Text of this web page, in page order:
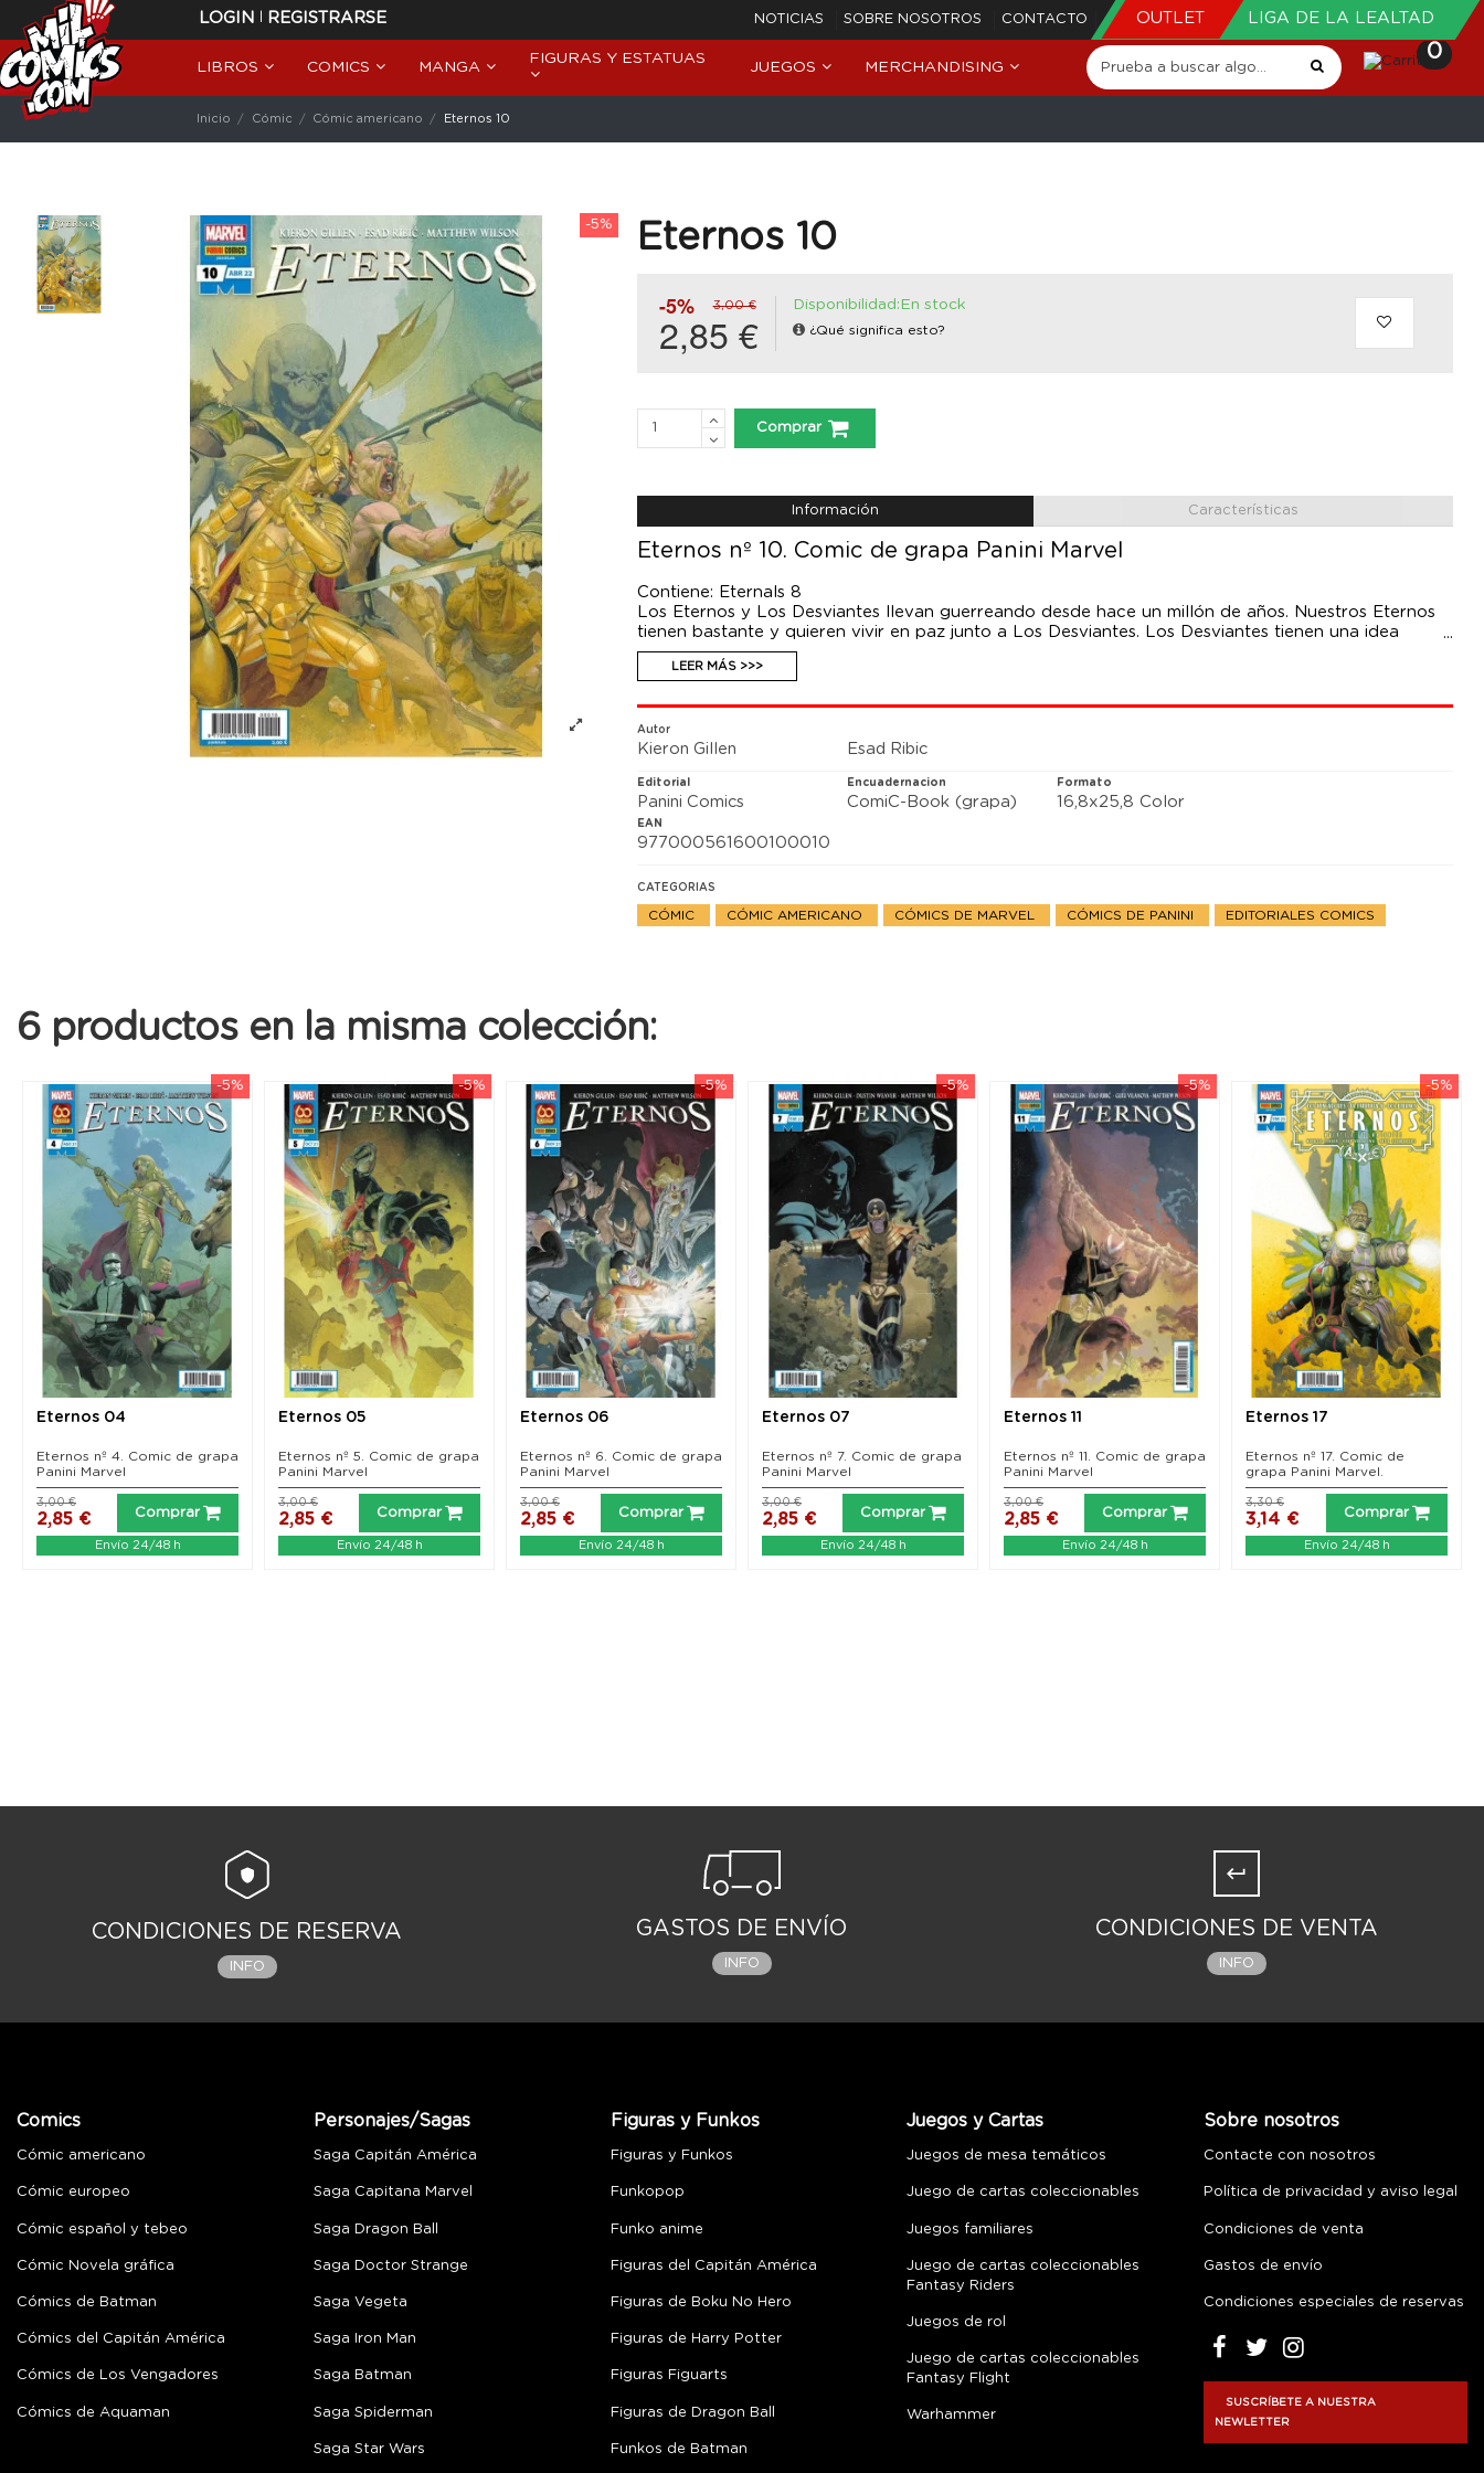
LOGIN | REGISTRARSE NOTICIAS SOBRE NOSOTROS CONTACTO OUTLET LIGA DE LA LEALTAD
LIBROS COMICS MANGA
FIGURAS Y ESTATUAS
JUEGOS MERCHANDISING
0
Inicio Cómic Cómic americano Eternos 10
-5% Eternos 10
-5% 3,00 €
2,85 €
Disponibilidad:En stock
¿Qué significa esto?
Comprar
Información Características
Eternos nº 10. Comic de grapa Panini Marvel
Contiene: Eternals 8
Los Eternos y Los Desviantes llevan guerreando desde hace un millón de años. Nuestros Eternos
tienen bastante y quieren vivir en paz junto a Los Desviantes. Los Desviantes tienen una idea
diferente. Mientras tanto, Thanos toma decisiones correctas para todos. Hay una mentira en este
texto. Tendrás que averiguar cuál.
LEER MÁS >>>
Autor
Kieron Gillen Esad Ribic
Editorial
Panini Comics
Encuadernacion
ComiC-Book (grapa)
Formato
16,8x25,8 Color
EAN
977000561600100010
CATEGORIAS
CÓMIC CÓMIC AMERICANO CÓMICS DE MARVEL CÓMICS DE PANINI EDITORIALES COMICS
6 productos en la misma colección:
-5%
Eternos 04
Eternos nº 4. Comic de grapa
Panini Marvel
2,85 €
3,00 €
Comprar
Envío 24/48 h
-5%
Eternos 05
Eternos nº 5. Comic de grapa
Panini Marvel
2,85 €
3,00 €
Comprar
Envío 24/48 h
-5%
Eternos 06
Eternos nº 6. Comic de grapa
Panini Marvel
2,85 €
3,00 €
Comprar
Envío 24/48 h
-5%
Eternos 07
Eternos nº 7. Comic de grapa
Panini Marvel
2,85 €
3,00 €
Comprar
Envío 24/48 h
-5%
Eternos 11
Eternos nº 11. Comic de grapa
Panini Marvel
2,85 €
3,00 €
Comprar
Envío 24/48 h
-5%
Eternos 17
Eternos nº 17. Comic de
grapa Panini Marvel.
3,14 €
3,30 €
Comprar
Envío 24/48 h
CONDICIONES DE RESERVA
INFO
GASTOS DE ENVÍO
INFO
CONDICIONES DE VENTA
INFO
Comics
Cómic americano
Cómic europeo
Cómic español y tebeo
Cómic Novela gráfica
Cómics de Batman
Cómics del Capitán América
Cómics de Los Vengadores
Cómics de Aquaman
Personajes/Sagas
Saga Capitán América
Saga Capitana Marvel
Saga Dragon Ball
Saga Doctor Strange
Saga Vegeta
Saga Iron Man
Saga Batman
Saga Spiderman
Saga Star Wars
Figuras y Funkos
Figuras y Funkos
Funkopop
Funko anime
Figuras del Capitán América
Figuras de Boku No Hero
Figuras de Harry Potter
Figuras Figuarts
Figuras de Dragon Ball
Funkos de Batman
Juegos y Cartas
Juegos de mesa temáticos
Juego de cartas coleccionables
Juegos familiares
Juego de cartas coleccionables
Fantasy Riders
Juegos de rol
Juego de cartas coleccionables
Fantasy Flight
Warhammer
Sobre nosotros
Contacte con nosotros
Política de privacidad y aviso legal
Condiciones de venta
Gastos de envío
Condiciones especiales de reservas
SUSCRÍBETE A NUESTRA
NEWLETTER